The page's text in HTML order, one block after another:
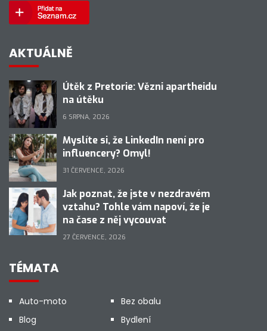
AKTUÁLNĚ
Útěk z Pretorie: Vězni apartheidu
na útěku
6 SRPNA, 2026
Myslíte si, že LinkedIn není pro
influencery? Omyl!
31 ČERVENCE, 2026
Jak poznat, že jste v nezdravém
vztahu? Tohle vám napoví, že je
na čase z něj vycouvat
27 ČERVENCE, 2026
TÉMATA
Auto-moto
Bez obalu
Blog
Bydlení